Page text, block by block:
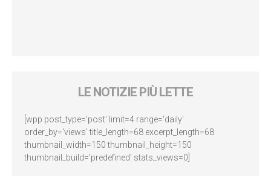
LE NOTIZIE PIÙ LETTE
[wpp post_type='post' limit=4 range='daily'
order_by='views' title_length=68 excerpt_length=68
thumbnail_width=150 thumbnail_height=150
thumbnail_build='predefined' stats_views=0]